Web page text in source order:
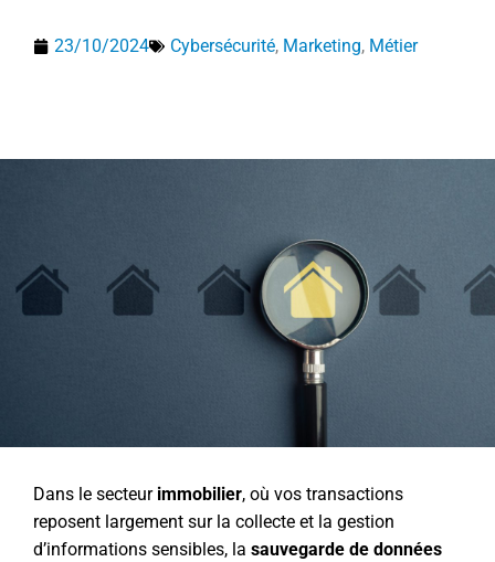
23/10/2024 Cybersécurité, Marketing, Métier
Dans le secteur immobilier, où vos transactions
reposent largement sur la collecte et la gestion
d’informations sensibles, la sauvegarde de données